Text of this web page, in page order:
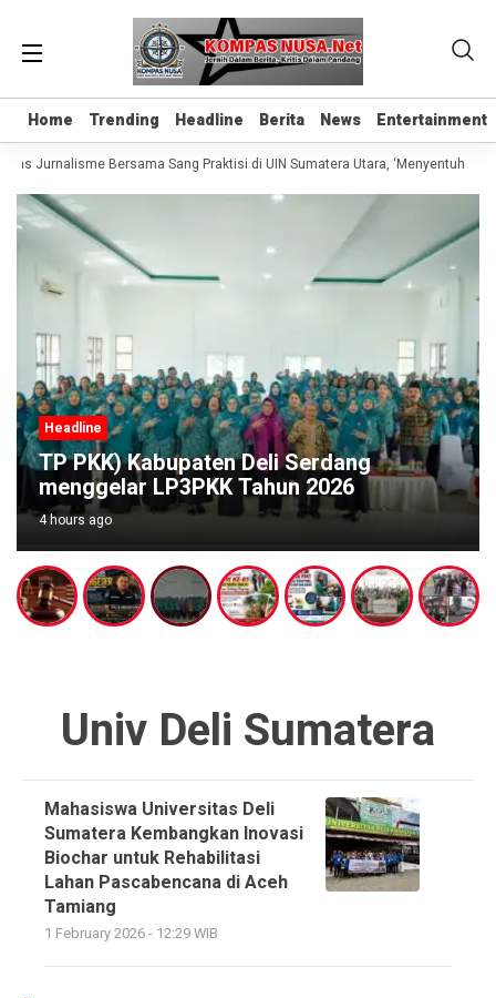
Home Trending Headline Berita News Entertainment
Home Trending Headline Berita News Entertainment
Jurnalisme Bersama Sang Praktisi di UIN Sumatera Utara, ‘Menyentuh Hati
Headline
TP PKK) Kabupaten Deli Serdang
menggelar LP3PKK Tahun 2026
4 hours ago
Univ Deli Sumatera
Mahasiswa Universitas Deli
Sumatera Kembangkan Inovasi
Biochar untuk Rehabilitasi
Lahan Pascabencana di Aceh
Tamiang
1 February 2026 - 12:29 WIB